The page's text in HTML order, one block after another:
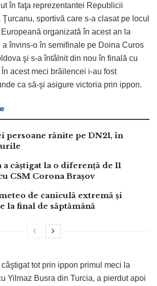
în faţa reprezentantei Republicii
sportivă care s-a clasat pe locul
organizată în acest an la
a învins-o în semifinale pe Doina Curos
şi s-a întâlnit din nou în finală cu
acest meci brăilencei i-au fost
ca să-şi asigure victoria prin ippon.
persoane rănite pe DN21, în
câștigat la o diferență de 11
CSM Corona Brașov
de caniculă extremă și
la final de săptămână
tot prin ippon primul meci la
Yilmaz Busra din Turcia, a pierdut apoi